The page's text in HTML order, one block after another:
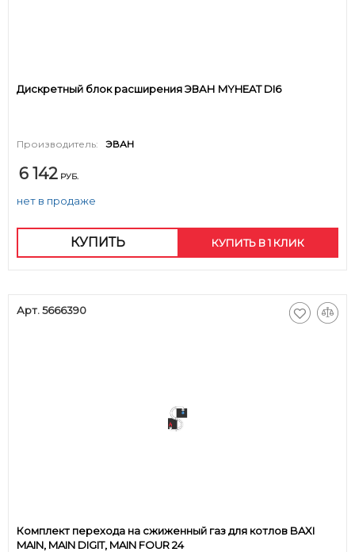
Дискретный блок расширения ЭВАН MYHEAT DI6
Производитель: ЭВАН
6 142 РУБ.
нет в продаже
КУПИТЬ КУПИТЬ В 1 КЛИК
Арт. 5666390
Комплект перехода на сжиженный газ для котлов BAXI
MAIN, MAIN DIGIT, MAIN FOUR 24